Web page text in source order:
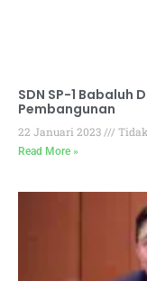
SDN SP-1 Babaluh
Pembangunan
22 Januari 2023
Read More »